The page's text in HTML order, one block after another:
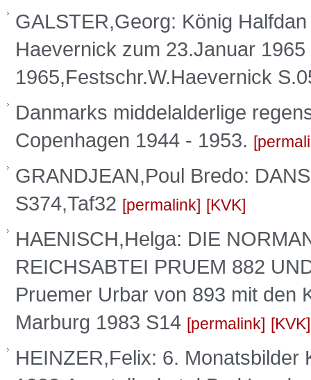
GALSTER,Georg: König
Haevernick zum 23.Januar
1965,Festschr.W.Haevernick
Danmarks middelalderlige
Copenhagen 1944 - 1953.
GRANDJEAN,Poul Bredo:
S374,Taf32 permalink KVK
HAENISCH,Helga: DIE
REICHSABTEI PRUEM 882
Pruemer Urbar von 893 mit den
Marburg 1983 S14 permalink KVK
HEINZER,Felix: 6. Monatsbilder